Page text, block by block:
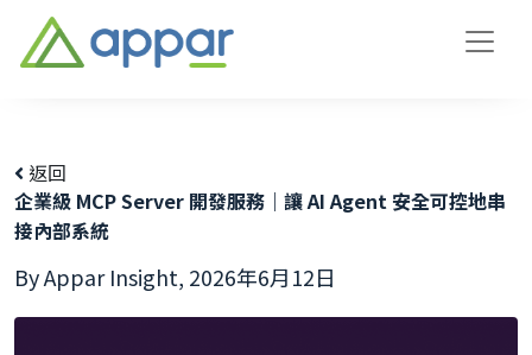
返回
企業級 MCP Server 開發服務｜讓 AI Agent 安全可控地串
接內部系統
By Appar Insight, 2026年6月12日